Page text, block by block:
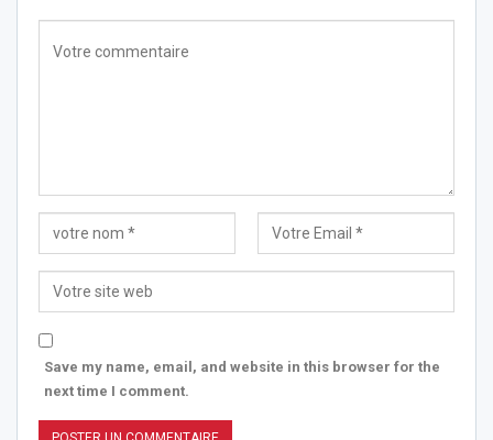
Save my name, email, and website in this browser for the
next time I comment.